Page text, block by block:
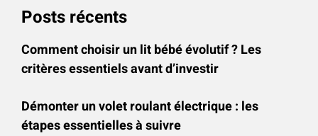
Posts récents
Comment choisir un lit bébé évolutif ? Les
critères essentiels avant d’investir
Démonter un volet roulant électrique : les
étapes essentielles à suivre